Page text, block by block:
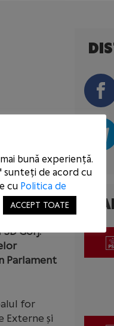
a
Gorj.
Parlament
for
Externe și
bună experiență.
sunteți de acord cu
cu Politica de
ACCEPT TOATE